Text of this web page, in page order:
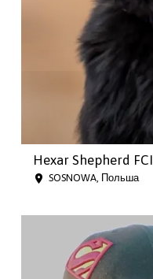
Hexar Shepherd FCI
SOSNOWA, Польша